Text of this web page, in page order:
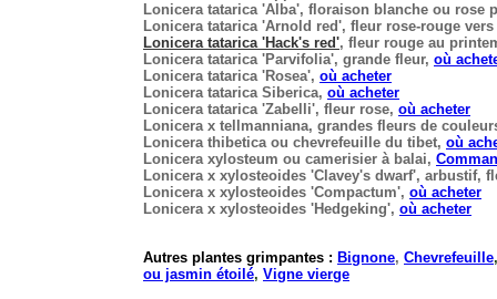
Lonicera tatarica 'Alba', floraison blanche ou rose
Lonicera tatarica 'Arnold red', fleur rose-rouge
Lonicera tatarica 'Hack's red', fleur rouge au
Lonicera tatarica 'Parvifolia', grande fleur, où
Lonicera tatarica 'Rosea', où acheter
Lonicera tatarica Siberica, où acheter
Lonicera tatarica 'Zabelli', fleur rose, où acheter
Lonicera x tellmanniana, grandes fleurs de
Lonicera thibeticaou chevrefeuille du tibet, où
Lonicera xylosteum ou camerisier à balai,
Lonicera x xylosteoides 'Clavey's dwarf', arbustif,
Lonicera x xylosteoides 'Compactum', où acheter
Lonicera x xylosteoides 'Hedgeking', où acheter
Autres plantes grimpantes : Bignone, Chevrefeuille,
ou jasmin étoilé, Vigne vierge